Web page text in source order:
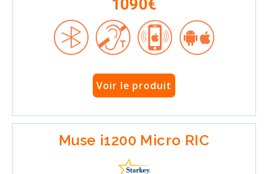
1090€
Voir le produit
Muse i1200 Micro RIC